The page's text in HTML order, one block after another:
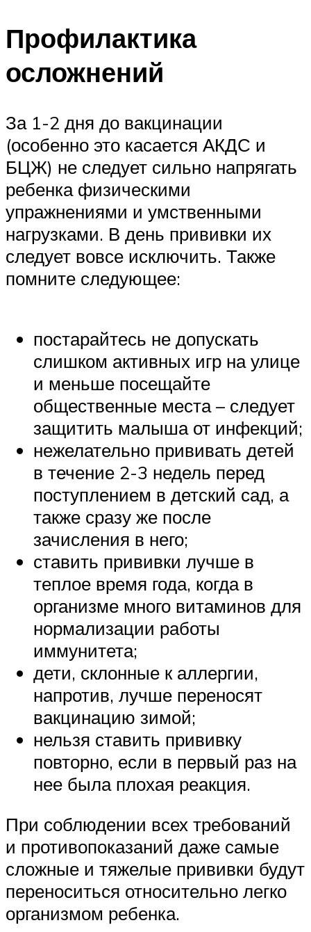
Профилактика
осложнений
За 1-2 дня до вакцинации
(особенно это касается АКДС и
БЦЖ) не следует сильно напрягать
ребенка физическими
упражнениями и умственными
нагрузками. В день прививки их
следует вовсе исключить. Также
помните следующее:
постарайтесь не допускать
слишком активных игр на улице
и меньше посещайте
общественные места – следует
защитить малыша от инфекций;
нежелательно прививать детей
в течение 2-3 недель перед
поступлением в детский сад, а
также сразу же после
зачисления в него;
ставить прививки лучше в
теплое время года, когда в
организме много витаминов для
нормализации работы
иммунитета;
дети, склонные к аллергии,
напротив, лучше переносят
вакцинацию зимой;
нельзя ставить прививку
повторно, если в первый раз на
нее была плохая реакция.
При соблюдении всех требований
и противопоказаний даже самые
сложные и тяжелые прививки будут
переноситься относительно легко
организмом ребенка.